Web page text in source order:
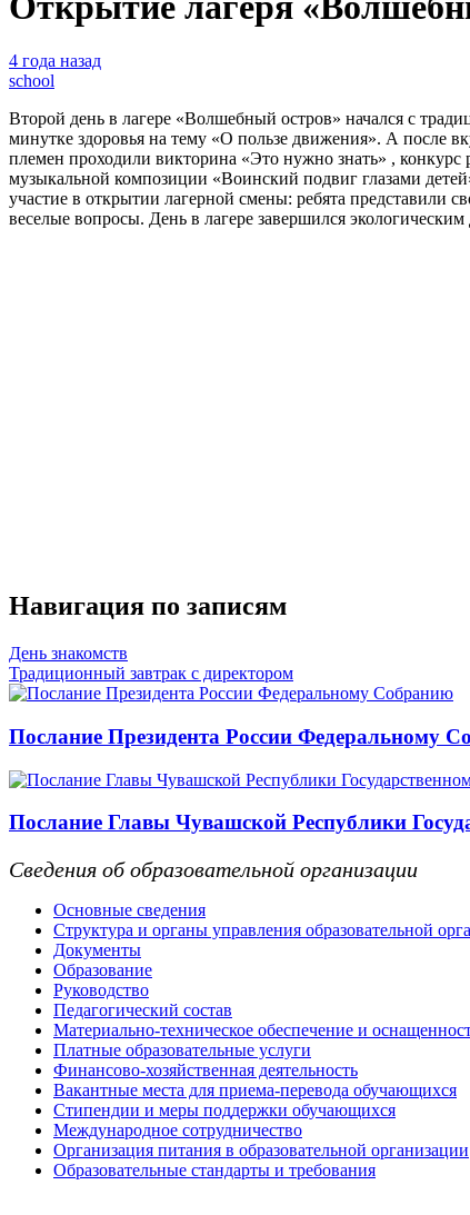
4 года назад
school
Второй день в лагере «Волшебный остров» начался с
минутке здоровья на тему «О пользе движения». А после
племен проходили викторина «Это нужно знать» ,
музыкальной композиции «Воинский подвиг глазами
участие в открытии лагерной смены: ребята представили
веселые вопросы. День в лагере завершился
Навигация по записям
День знакомств
Традиционный завтрак с директором
Послание Президента России Федеральному
Послание Главы Чувашской Республики
Сведения об образовательной организации
Основные сведения
Структура и органы управления образовательной
Документы
Образование
Руководство
Педагогический состав
Материально-техническое обеспечение и
Платные образовательные услуги
Финансово-хозяйственная деятельность
Вакантные места для приема-перевода обучающихся
Стипендии и меры поддержки обучающихся
Международное сотрудничество
Организация питания в образовательной организации
Образовательные стандарты и требования